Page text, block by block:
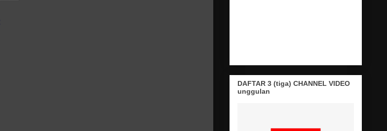
DAFTAR 3 (tiga) CHANNEL VIDEO
unggulan